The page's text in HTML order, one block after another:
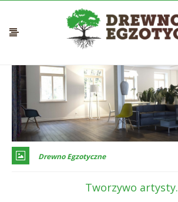
Drewno Egzotyczne
Tworzywo artysty.